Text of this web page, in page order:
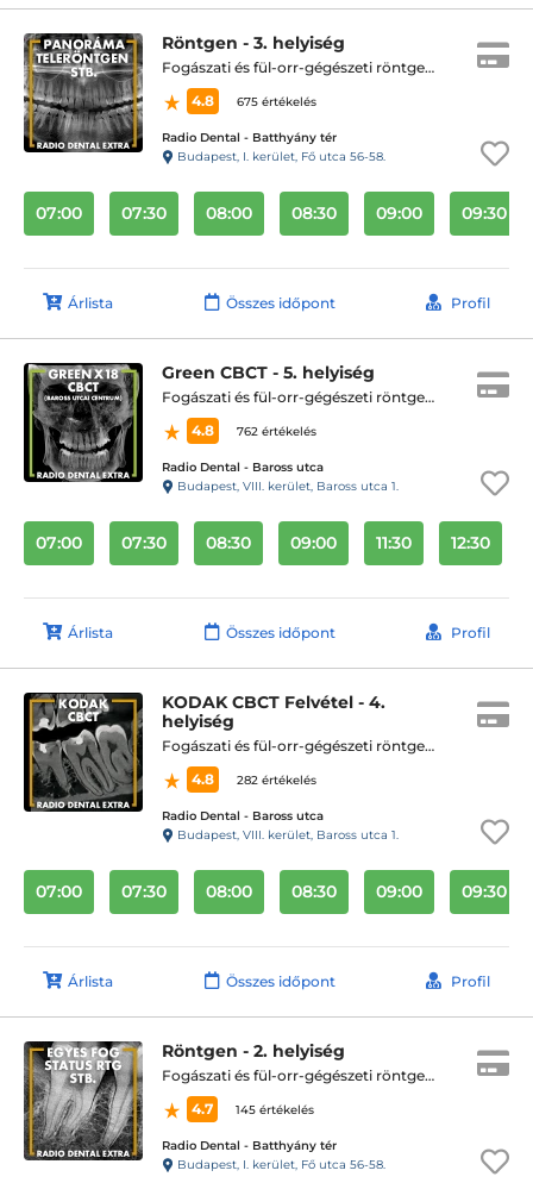
Röntgen - 3. helyiség
Fogászati és fül-orr-gégészeti röntgen, cbct készítése
4.8
675 értékelés
Radio Dental - Batthyány tér
Budapest, I. kerület, Fő utca 56-58.
07:00 07:30 08:00 08:30 09:00 09:30
Árlista Összes időpont Profil
Green CBCT - 5. helyiség
Fogászati és fül-orr-gégészeti röntgen, cbct készítése
4.8
762 értékelés
Radio Dental - Baross utca
Budapest, VIII. kerület, Baross utca 1.
07:00 07:30 08:30 09:00 11:30 12:30
Árlista Összes időpont Profil
KODAK CBCT Felvétel - 4.
helyiség
Fogászati és fül-orr-gégészeti röntgen, cbct készítése
4.8
282 értékelés
Radio Dental - Baross utca
Budapest, VIII. kerület, Baross utca 1.
07:00 07:30 08:00 08:30 09:00 09:30
Árlista Összes időpont Profil
Röntgen - 2. helyiség
Fogászati és fül-orr-gégészeti röntgen, cbct készítése
4.7
145 értékelés
Radio Dental - Batthyány tér
Budapest, I. kerület, Fő utca 56-58.